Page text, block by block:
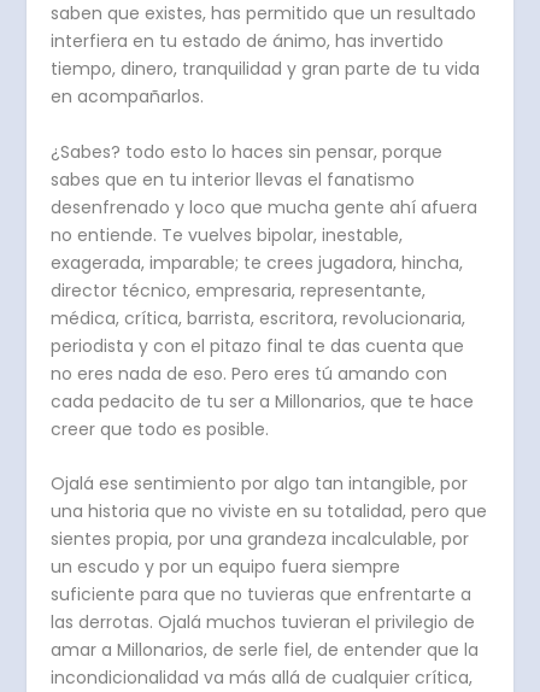
saben que existes, has permitido que un resultado
interfiera en tu estado de ánimo, has invertido
tiempo, dinero, tranquilidad y gran parte de tu vida
en acompañarlos.
¿Sabes? todo esto lo haces sin pensar, porque
sabes que en tu interior llevas el fanatismo
desenfrenado y loco que mucha gente ahí afuera
no entiende. Te vuelves bipolar, inestable,
exagerada, imparable; te crees jugadora, hincha,
director técnico, empresaria, representante,
médica, crítica, barrista, escritora, revolucionaria,
periodista y con el pitazo final te das cuenta que
no eres nada de eso. Pero eres tú amando con
cada pedacito de tu ser a Millonarios, que te hace
creer que todo es posible.
Ojalá ese sentimiento por algo tan intangible, por
una historia que no viviste en su totalidad, pero que
sientes propia, por una grandeza incalculable, por
un escudo y por un equipo fuera siempre
suficiente para que no tuvieras que enfrentarte a
las derrotas. Ojalá muchos tuvieran el privilegio de
amar a Millonarios, de serle fiel, de entender que la
incondicionalidad va más allá de cualquier crítica,